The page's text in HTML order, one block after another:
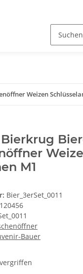
Weizen
Bierkrug
M1
Bier_3erSet_0011
Bauer